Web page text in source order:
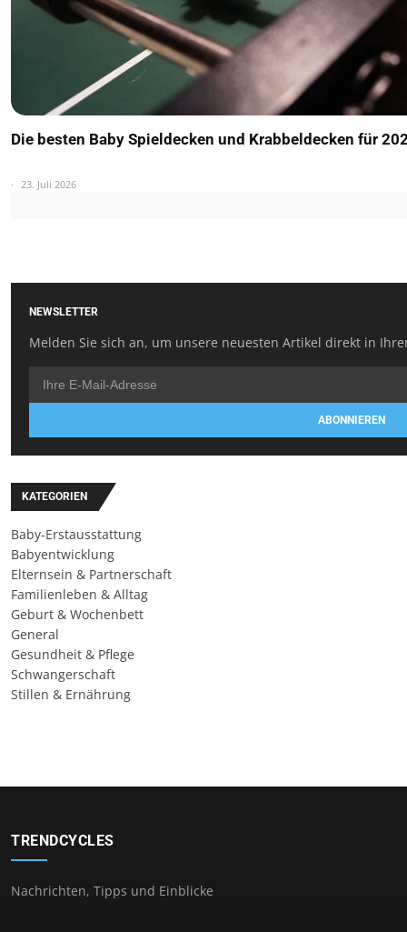
Die besten Baby Spieldecken und Krabbeldecken für
23. Juli 2026
NEWSLETTER
Melden Sie sich an, um unsere neuesten Artikel direkt in
ABONNIEREN
KATEGORIEN
Baby-Erstausstattung
Babyentwicklung
Elternsein & Partnerschaft
Familienleben & Alltag
Geburt & Wochenbett
General
Gesundheit & Pflege
Schwangerschaft
Stillen & Ernährung
TRENDCYCLES
Nachrichten, Tipps und Einblicke